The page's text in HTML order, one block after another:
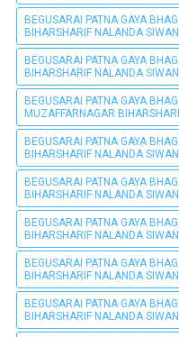
BEGUSARAI PATNA GAYA
BIHARSHARIF NALANDA
BEGUSARAI PATNA GAYA
BIHARSHARIF NALANDA
BEGUSARAI PATNA GAYA
MUZAFFARNAGAR
BEGUSARAI PATNA GAYA
BIHARSHARIF NALANDA
BEGUSARAI PATNA GAYA
BIHARSHARIF NALANDA
BEGUSARAI PATNA GAYA
BIHARSHARIF NALANDA
BEGUSARAI PATNA GAYA
BIHARSHARIF NALANDA
BEGUSARAI PATNA GAYA
BIHARSHARIF NALANDA